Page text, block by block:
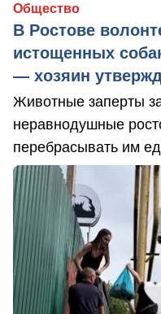
Общество
В Ростове
истощенных
— хозяин
Животные заперты
неравнодушные
перебрасывать им